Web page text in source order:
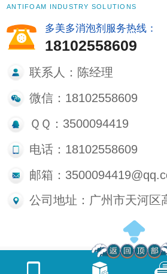
ANTIFOAM INDUSTRY SOLUTIONS
多美多消泡剂服务热线：
18102558609
联系人：陈经理
微信：18102558609
ＱＱ：3500094419
电话：18102558609
邮箱：
公司地址：广州市天河区